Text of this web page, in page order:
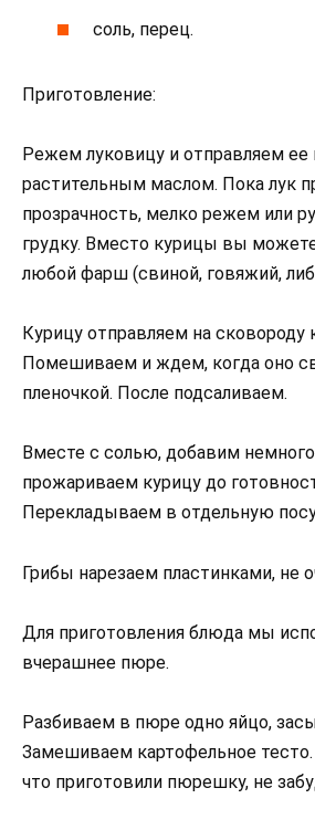
соль, перец.
Приготовление:
Режем луковицу и отправляем ее
растительным маслом. Пока лук
прозрачность, мелко режем или
грудку. Вместо курицы вы
любой фарш (свиной, говяжий,
Курицу отправляем на сковороду
Помешиваем и ждем, когда оно
пленочкой. После подсаливаем.
Вместе с солью, добавим
прожариваем курицу до
Перекладываем в отдельную
Грибы нарезаем пластинками, не
Для приготовления блюда мы
вчерашнее пюре.
Разбиваем в пюре одно яйцо,
Замешиваем картофельное
что приготовили пюрешку, не